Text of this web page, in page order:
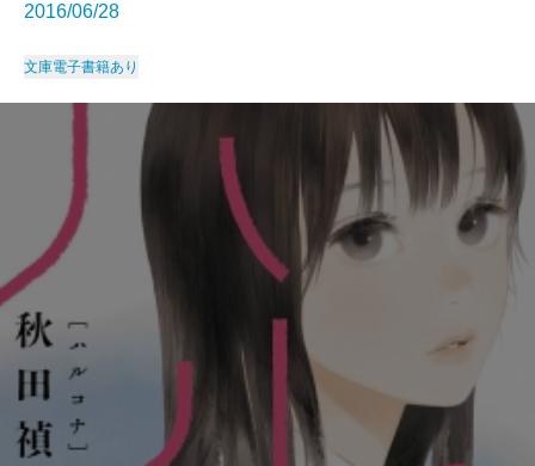
2016/06/28
文庫電子書籍あり